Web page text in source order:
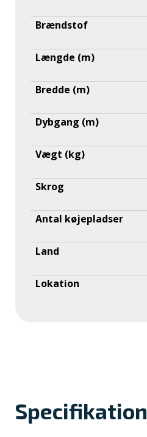
Brændstof
Længde (m)
Bredde (m)
Dybgang (m)
Vægt (kg)
Skrog
Antal køjepladser
Land
Lokation
Specifikation